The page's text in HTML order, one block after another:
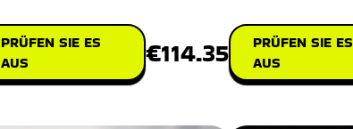
PRÜFEN SIE ES
AUS
€114.35
PRÜFEN SIE ES
AUS